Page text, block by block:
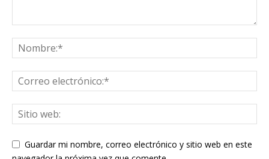
Guardar mi nombre, correo electrónico y sitio web en este